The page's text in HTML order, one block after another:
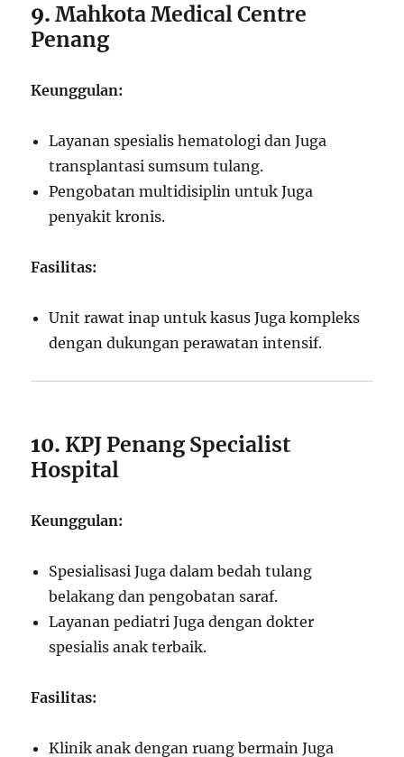
9.Mahkota Medical Centre
Penang
Keunggulan:
Layanan spesialis hematologi dan Juga
transplantasi sumsum tulang.
Pengobatan multidisiplin untuk Juga
penyakit kronis.
Fasilitas:
Unit rawat inap untuk kasus Juga kompleks
dengan dukungan perawatan intensif.
10. KPJ Penang Specialist
Hospital
Keunggulan:
Spesialisasi Juga dalam bedah tulang
belakang dan pengobatan saraf.
Layanan pediatri Juga dengan dokter
spesialis anak terbaik.
Fasilitas:
Klinik anak dengan ruang bermain Juga